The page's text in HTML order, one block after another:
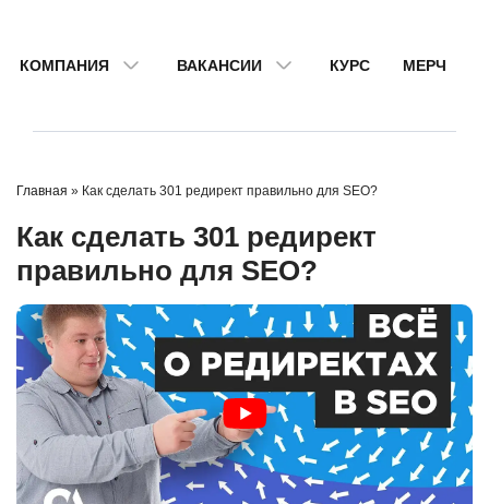
КОМПАНИЯ ВАКАНСИИ КУРС МЕРЧ
Главная » Как сделать 301 редирект правильно для SEO?
Как сделать 301 редирект
правильно для SEO?